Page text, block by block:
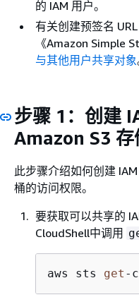
的 IAM 用户。
有关创建预签名
《Amazon Simple
与其他用户共享对象
步骤 1：创建
Amazon S3
此步骤介绍如何创建
桶的访问权限。
要获取可以共享的
CloudShell中调用
aws sts get -